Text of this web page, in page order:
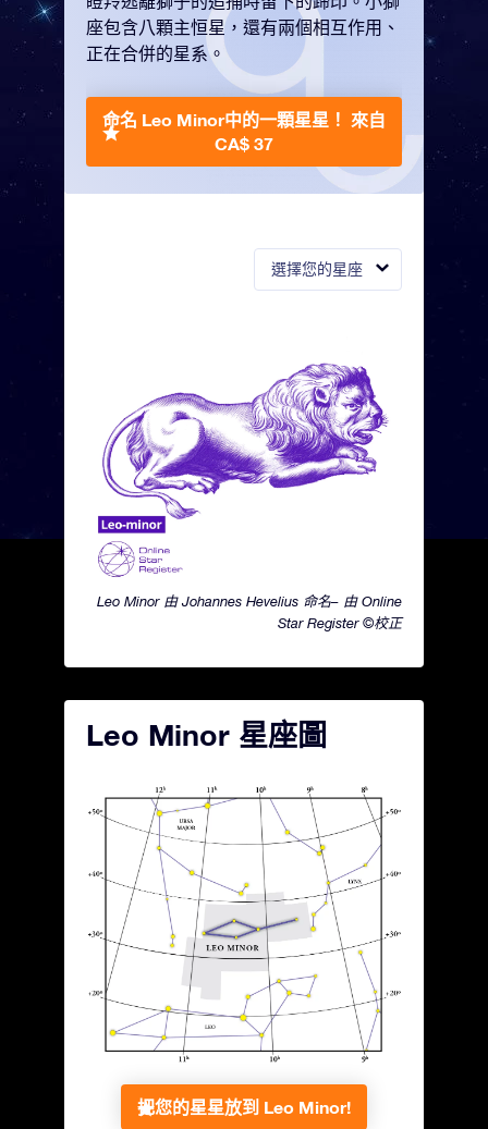
選擇您的星座
Leo Minor 由 Johannes Hevelius 命名– 由 Online
Star Register ©校正
座包含八顆主恒星，還有兩個相互作用、
正在合併的星系。
命名 Leo Minor中的一顆星星！ 來自
CA$ 37
Leo Minor 星座圖
把您的星星放到 Leo Minor!